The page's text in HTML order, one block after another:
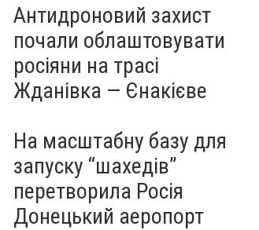
Антидроновий захист
почали облаштовувати
росіяни на трасі
Жданівка — Єнакієве
На масштабну базу для
запуску “шахедів”
перетворила Росія
Донецький аеропорт